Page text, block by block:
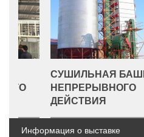
СУШИЛЬНАЯ БАШНЯ
НЕПРЕРЫВНОГО
ДЕЙСТВИЯ
Информация о выставке